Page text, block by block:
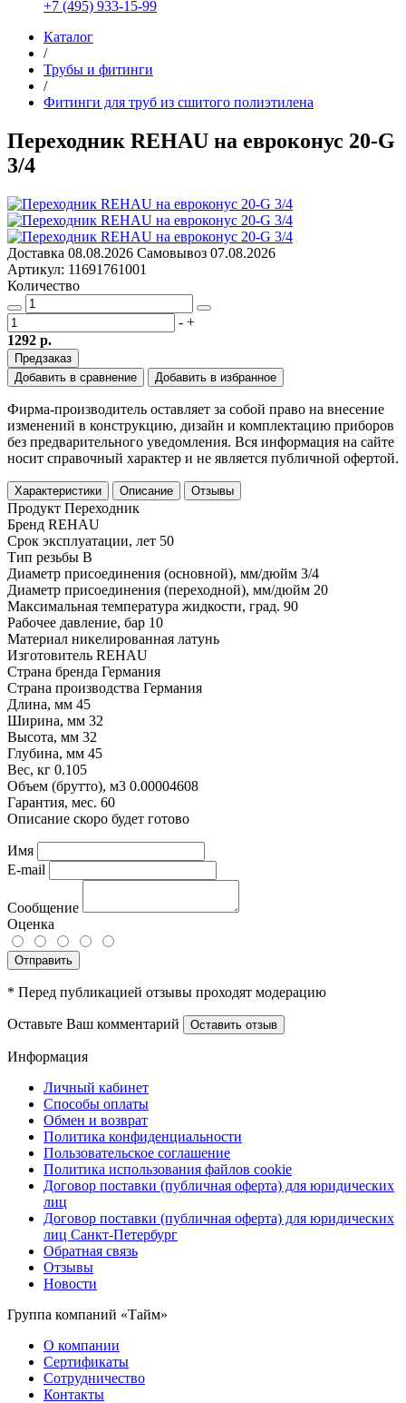
+7 (495) 933-15-99
Каталог
/
Трубы и фитинги
/
Фитинги для труб из сшитого полиэтилена
Переходник REHAU на евроконус 20-G
3/4
Доставка 08.08.2026 Самовывоз 07.08.2026
Артикул: 11691761001
Количество
- +
1292 р.
Предзаказ
Добавить в сравнение
Добавить в избранное
Фирма-производитель оставляет за собой право на внесение
изменений в конструкцию, дизайн и комплектацию приборов
без предварительного уведомления. Вся информация на сайте
носит справочный характер и не является публичной офертой.
Характеристики Описание Отзывы
Продукт Переходник
Бренд REHAU
Срок эксплуатации, лет 50
Тип резьбы В
Диаметр присоединения (основной), мм/дюйм 3/4
Диаметр присоединения (переходной), мм/дюйм 20
Максимальная температура жидкости, град. 90
Рабочее давление, бар 10
Материал никелированная латунь
Изготовитель REHAU
Страна бренда Германия
Страна производства Германия
Длина, мм 45
Ширина, мм 32
Высота, мм 32
Глубина, мм 45
Вес, кг 0.105
Объем (брутто), м3 0.00004608
Гарантия, мес. 60
Описание скоро будет готово
Имя
E-mail
Сообщение
Оценка
Отправить
* Перед публикацией отзывы проходят модерацию
Оставьте Ваш комментарий Оставить отзыв
Информация
Личный кабинет
Способы оплаты
Обмен и возврат
Политика конфиденциальности
Пользовательское соглашение
Политика использования файлов cookie
Договор поставки (публичная оферта) для юридических
лиц
Договор поставки (публичная оферта) для юридических
лиц Санкт-Петербург
Обратная связь
Отзывы
Новости
Группа компаний «Тайм»
О компании
Сертификаты
Сотрудничество
Контакты